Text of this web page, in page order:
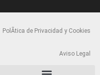
PolÃ­tica de Privacidad y Cookies
Aviso Legal